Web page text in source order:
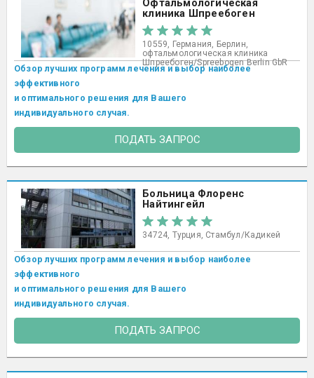
Офтальмологическая
клиника Шпреебоген
10559, Германия, Берлин,
офтальмологическая клиника
Шпреебоген/Spreebogen Berlin GbR
Обзор лучших программ лечения и выбор наиболее
эффективного
и оптимального решения для Вашего
индивидуального случая.
ПОДАТЬ ЗАПРОС
Больница Флоренс
Найтингейл
34724, Турция, Стамбул/Кадикей
Обзор лучших программ лечения и выбор наиболее
эффективного
и оптимального решения для Вашего
индивидуального случая.
ПОДАТЬ ЗАПРОС